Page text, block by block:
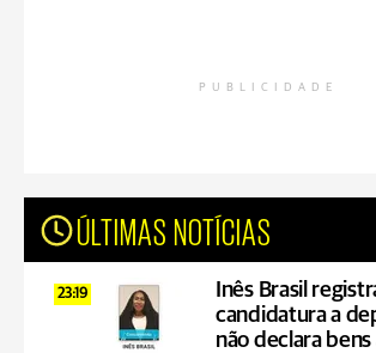
PUBLICIDADE
ÚLTIMAS NOTÍCIAS
23:19
Inês Brasil
candidatura a
não declara bens